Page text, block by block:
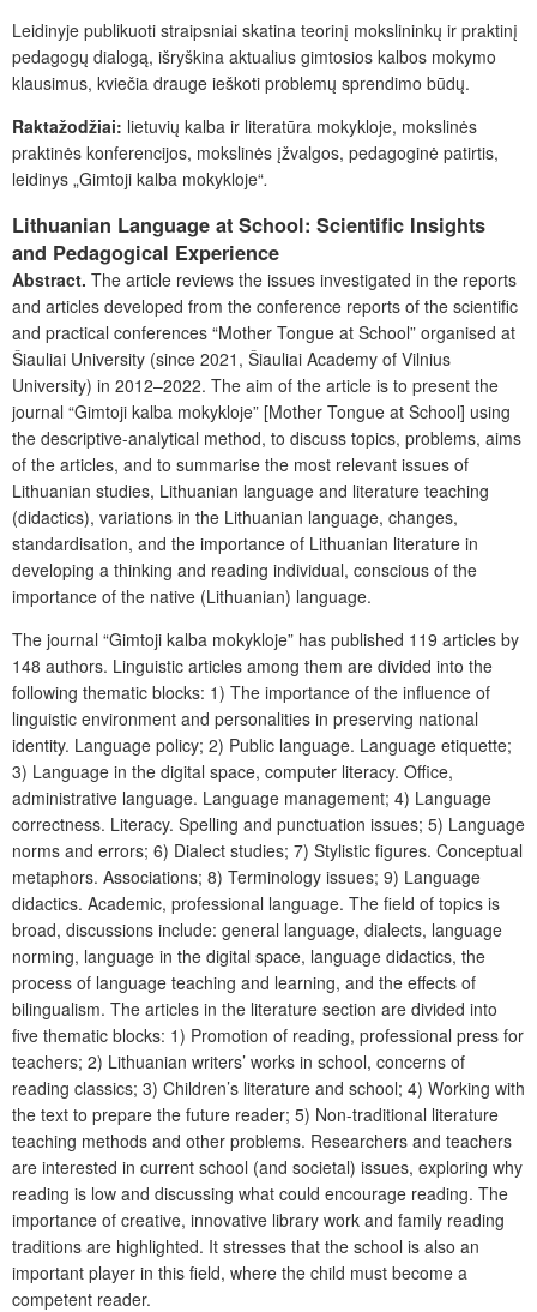
Leidinyje publikuoti straipsniai skatina teorinį mokslininkų ir praktinį
pedagogų dialogą, išryškina aktualius gimtosios kalbos mokymo
klausimus, kviečia drauge ieškoti problemų sprendimo būdų.
Raktažodžiai: lietuvių kalba ir literatūra mokykloje, mokslinės
praktinės konferencijos, mokslinės įžvalgos, pedagoginė patirtis,
leidinys „Gimtoji kalba mokykloje“.
Lithuanian Language at School: Scientific Insights
and Pedagogical Experience
Abstract. The article reviews the issues investigated in the reports
and articles developed from the conference reports of the scientific
and practical conferences “Mother Tongue at School” organised at
Šiauliai University (since 2021, Šiauliai Academy of Vilnius
University) in 2012–2022. The aim of the article is to present the
journal “Gimtoji kalba mokykloje” [Mother Tongue at School] using
the descriptive-analytical method, to discuss topics, problems, aims
of the articles, and to summarise the most relevant issues of
Lithuanian studies, Lithuanian language and literature teaching
(didactics), variations in the Lithuanian language, changes,
standardisation, and the importance of Lithuanian literature in
developing a thinking and reading individual, conscious of the
importance of the native (Lithuanian) language.
The journal “Gimtoji kalba mokykloje” has published 119 articles by
148 authors. Linguistic articles among them are divided into the
following thematic blocks: 1) The importance of the influence of
linguistic environment and personalities in preserving national
identity. Language policy; 2) Public language. Language etiquette;
3) Language in the digital space, computer literacy. Office,
administrative language. Language management; 4) Language
correctness. Literacy. Spelling and punctuation issues; 5) Language
norms and errors; 6) Dialect studies; 7) Stylistic figures. Conceptual
metaphors. Associations; 8) Terminology issues; 9) Language
didactics. Academic, professional language. The field of topics is
broad, discussions include: general language, dialects, language
norming, language in the digital space, language didactics, the
process of language teaching and learning, and the effects of
bilingualism. The articles in the literature section are divided into
five thematic blocks: 1) Promotion of reading, professional press for
teachers; 2) Lithuanian writers’ works in school, concerns of
reading classics; 3) Children’s literature and school; 4) Working with
the text to prepare the future reader; 5) Non-traditional literature
teaching methods and other problems. Researchers and teachers
are interested in current school (and societal) issues, exploring why
reading is low and discussing what could encourage reading. The
importance of creative, innovative library work and family reading
traditions are highlighted. It stresses that the school is also an
important player in this field, where the child must become a
competent reader.